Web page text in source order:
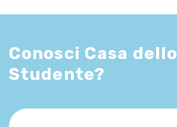
Conosci Casa dello
Studente?